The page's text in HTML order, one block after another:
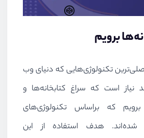
برویم
تکنولوژی‌هایی که دنیای وب
نیاز است که سراغ کتابخانه‌ها و
که براساس تکنولوژی‌های
شده‌اند. هدف استفاده از این